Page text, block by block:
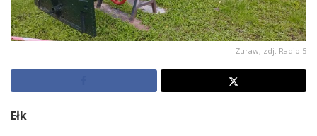
Żuraw, zdj. Radio 5
Ełk